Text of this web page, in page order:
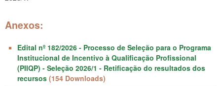
Anexos:
Edital nº 182/2026 - Processo de Seleção para o Programa
Institucional de Incentivo à Qualificação Profissional
(PIIQP) - Seleção 2026/1 - Retificação do resultados dos
recursos (154 Downloads)